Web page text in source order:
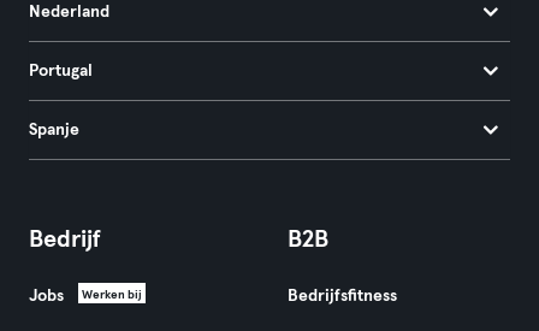
Nederland
Portugal
Spanje
Bedrijf
Jobs Werken bij
B2B
Bedrijfsfitness